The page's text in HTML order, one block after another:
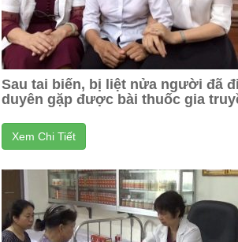
Sau tai biến, bị liệt nửa người đã
duyên gặp được bài thuốc gia
Xem Chi Tiết